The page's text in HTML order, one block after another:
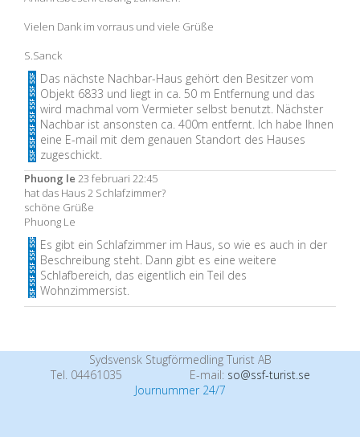
Vielen Dank im vorraus und viele Grüße
S.Sanck
Das nächste Nachbar-Haus gehört den Besitzer vom
Objekt 6833 und liegt in ca. 50 m Entfernung und das
wird machmal vom Vermieter selbst benutzt. Nächster
Nachbar ist ansonsten ca. 400m entfernt. Ich habe Ihnen
eine E-mail mit dem genauen Standort des Hauses
zugeschickt.
Phuong le 23 februari 22:45
hat das Haus 2 Schlafzimmer?
schöne Grüße
Phuong Le
Es gibt ein Schlafzimmer im Haus, so wie es auch in der
Beschreibung steht. Dann gibt es eine weitere
Schlafbereich, das eigentlich ein Teil des
Wohnzimmersist.
Sydsvensk Stugförmedling Turist AB
Tel. 04461035
E-mail: so@ssf-turist.se
Journummer 24/7